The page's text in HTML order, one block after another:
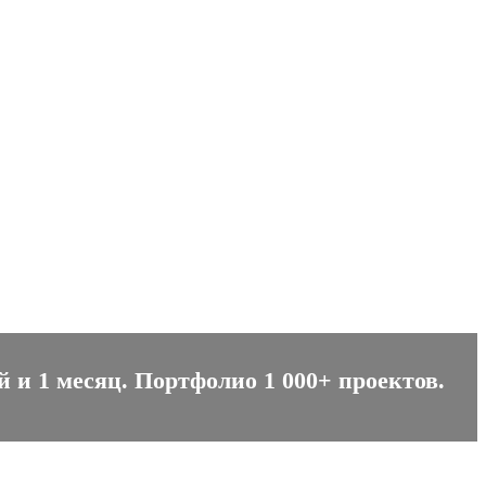
и 1 месяц. Портфолио 1 000+ проектов.